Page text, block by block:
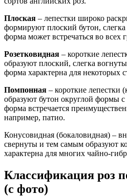
Плоская – лепестки широко
формируют плоский бутон,
форма может встречаться во всех
Розетковидная – короткие
образуют плоский, слегка
форма характерна для некоторых
Помпонная – короткие лепестки
образуют бутон округлой формы
форма встречается
например, патио.
Конусовидная (бокаловидная) –
свернуты и тем самым образуют
характерна для многих чайно-
Классификация роз
(с фото)